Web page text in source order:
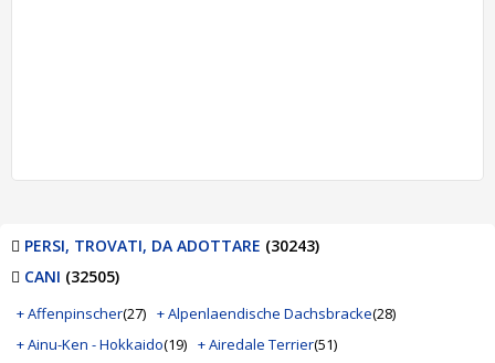
PERSI, TROVATI, DA ADOTTARE (30243)
CANI (32505)
+ Affenpinscher(27) + Alpenlaendische Dachsbracke(28)
+ Ainu-Ken - Hokkaido(19) + Airedale Terrier(51)